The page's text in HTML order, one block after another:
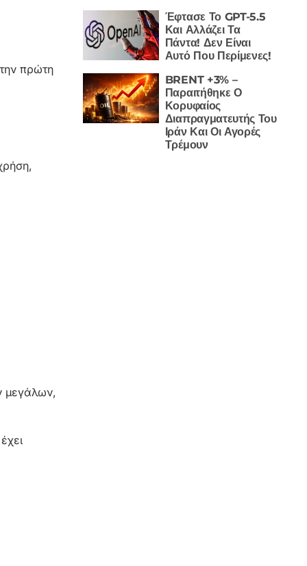
πρώτη
μεγάλων,
Έφτασε Το GPT-5.5
Και Αλλάζει Τα
Πάντα! Δεν Είναι
Αυτό Που Περίμενες!
BRENT +3% –
Παραιτήθηκε Ο
Κορυφαίος
Διαπραγματευτής Του
Ιράν Και Οι Αγορές
Τρέμουν